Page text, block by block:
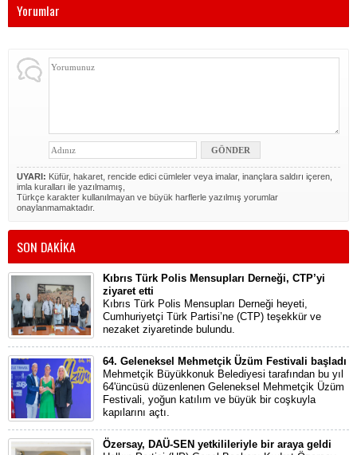
Yorumlar
UYARI: Küfür, hakaret, rencide edici cümleler veya imalar, inançlara saldırı içeren,
imla kuralları ile yazılmamış,
Türkçe karakter kullanılmayan ve büyük harflerle yazılmış yorumlar
onaylanmamaktadır.
SON DAKİKA
Kıbrıs Türk Polis Mensupları Derneği, CTP’yi
ziyaret etti
Kıbrıs Türk Polis Mensupları Derneği heyeti,
Cumhuriyetçi Türk Partisi’ne (CTP) teşekkür ve
nezaket ziyaretinde bulundu.
64. Geleneksel Mehmetçik Üzüm Festivali başladı
Mehmetçik Büyükkonuk Belediyesi tarafından bu yıl
64'üncüsü düzenlenen Geleneksel Mehmetçik Üzüm
Festivali, yoğun katılım ve büyük bir coşkuyla
kapılarını açtı.
Özersay, DAÜ-SEN yetkilileriyle bir araya geldi